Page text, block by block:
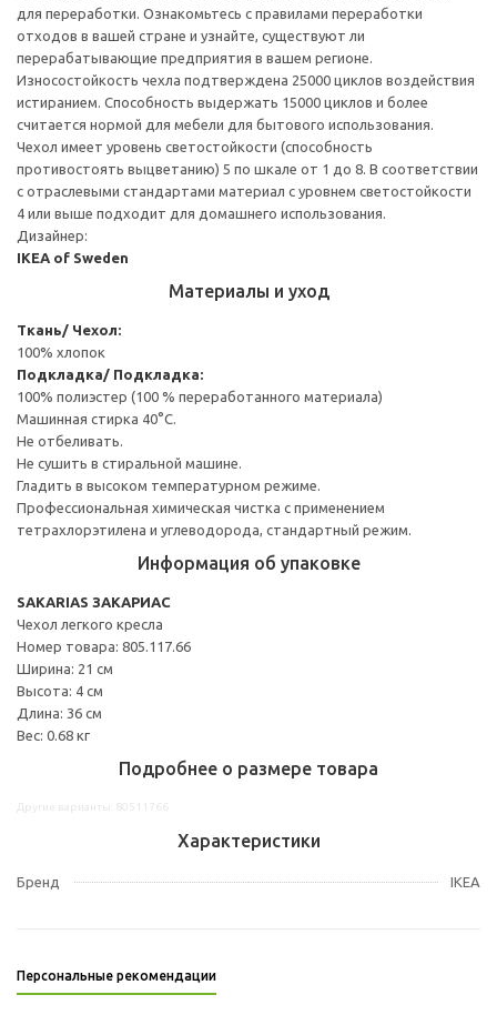
для переработки. Ознакомьтесь с правилами переработки
отходов в вашей стране и узнайте, существуют ли
перерабатывающие предприятия в вашем регионе.
Износостойкость чехла подтверждена 25000 циклов воздействия
истиранием. Способность выдержать 15000 циклов и более
считается нормой для мебели для бытового использования.
Чехол имеет уровень светостойкости (способность
противостоять выцветанию) 5 по шкале от 1 до 8. В соответствии
с отраслевыми стандартами материал с уровнем светостойкости
4 или выше подходит для домашнего использования.
Дизайнер:
IKEA of Sweden
Материалы и уход
Ткань/ Чехол:
100% хлопок
Подкладка/ Подкладка:
100% полиэстер (100 % переработанного материала)
Машинная стирка 40°С.
Не отбеливать.
Не сушить в стиральной машине.
Гладить в высоком температурном режиме.
Профессиональная химическая чистка с применением
тетрахлорэтилена и углеводорода, стандартный режим.
Информация об упаковке
SAKARIAS ЗАКАРИАС
Чехол легкого кресла
Номер товара: 805.117.66
Ширина: 21 см
Высота: 4 см
Длина: 36 см
Вес: 0.68 кг
Подробнее о размере товара
Характеристики
Бренд IKEA
Персональные рекомендации